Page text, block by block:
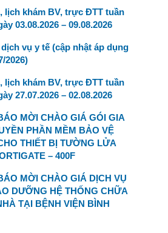
lịch khám BV, trực ĐTT tuần
03.08.2026 – 09.08.2026
vụ y tế (cập nhật áp dụng
2026)
lịch khám BV, trực ĐTT tuần
27.07.2026 – 02.08.2026
MỜI CHÀO GIÁ GÓI GIA
PHẦN MỀM BẢO VỆ
THIẾT BỊ TƯỜNG LỬA
– 400F
MỜI CHÀO GIÁ DỊCH VỤ
DƯỠNG HỆ THỐNG CHỮA
TẠI BỆNH VIỆN BÌNH